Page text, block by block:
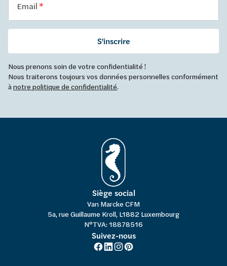
Email
S'inscrire
Nous prenons soin de votre confidentialité !
Nous traiterons toujours vos données personnelles conformément
ànotre politique de confidentialité.
Siège social
Van Marcke CFM
5a, rue Guillaume Kroll, L1882 Luxembourg
N°TVA: 18878516
Suivez-nous